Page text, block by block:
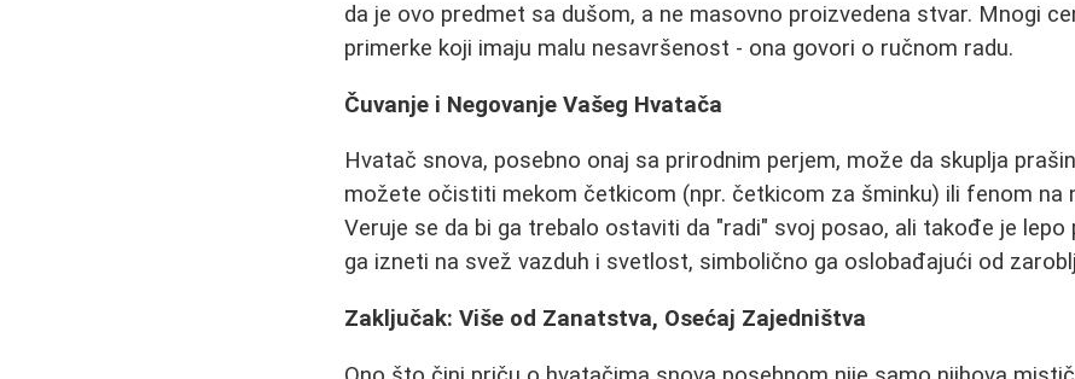
da je ovo predmet sa dušom, a ne masovno proizvedena stvar. Mnogi
primerke koji imaju malu nesavršenost - ona govori o ručnom radu.
Čuvanje i Negovanje Vašeg Hvatača
Hvatač snova, posebno onaj sa prirodnim perjem, može da skuplja
možete očistiti mekom četkicom (npr. četkicom za šminku) ili fenom na
Veruje se da bi ga trebalo ostaviti da "radi" svoj posao, ali takođe je
ga izneti na svež vazduh i svetlost, simbolično ga oslobađajući od
Zaključak: Više od Zanatstva, Osećaj Zajedništva